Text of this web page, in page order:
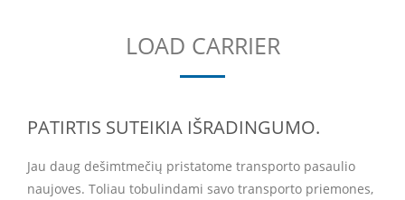
LOAD CARRIER
PATIRTIS SUTEIKIA IŠRADINGUMO.
Jau daug dešimtmečių pristatome transporto pasaulio
naujoves. Toliau tobulindami savo transporto priemones,